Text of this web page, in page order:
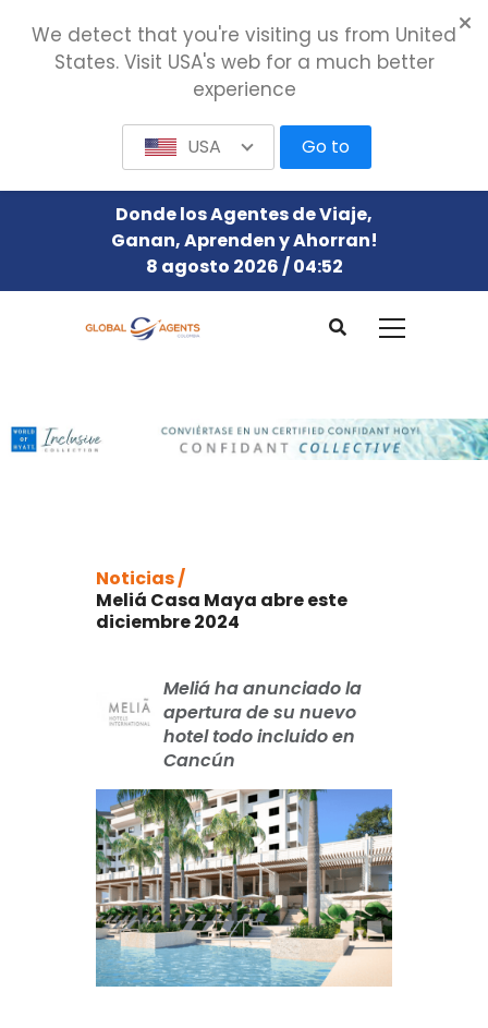
Donde los Agentes de Viaje,
Ganan, Aprenden y Ahorran!
8 agosto 2026 / 04:52
Noticias /
Meliá Casa Maya abre este
diciembre 2024
Meliá ha anunciado la
apertura de su nuevo
hotel todo incluido en
Cancún
We detect that you're visiting us from United
States. Visit USA's web for a much better
experience
USA Go to